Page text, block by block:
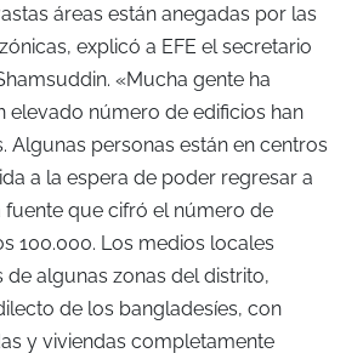
áreas están anegadas por las
explicó a EFE el secretario
«Mucha gente ha
elevado número de edificios han
Algunas personas están en centros
a la espera de poder regresar a
fuente que cifró el número de
100.000. Los medios locales
algunas zonas del distrito,
de los bangladesíes, con
y viviendas completamente